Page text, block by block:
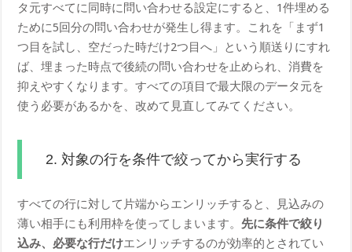
タ元すべてに同時に問い合わせる設定にすると、1件埋める
ために5回分の問い合わせが発生し得ます。これを「まず1
つ目を試し、空だった時だけ2つ目へ」という順送りにすれ
ば、埋まった時点で後続の問い合わせを止められ、消費を
抑えやすくなります。すべての項目で最大限のデータ元を
使う必要があるかを、改めて見直してみてください。
2. 対象の行を条件で絞ってから実行する
すべての行に対して片端からエンリッチすると、見込みの
薄い相手にも利用枠を使ってしまいます。先に条件で絞り
込み、必要な行だけエンリッチするのが効率的とされてい